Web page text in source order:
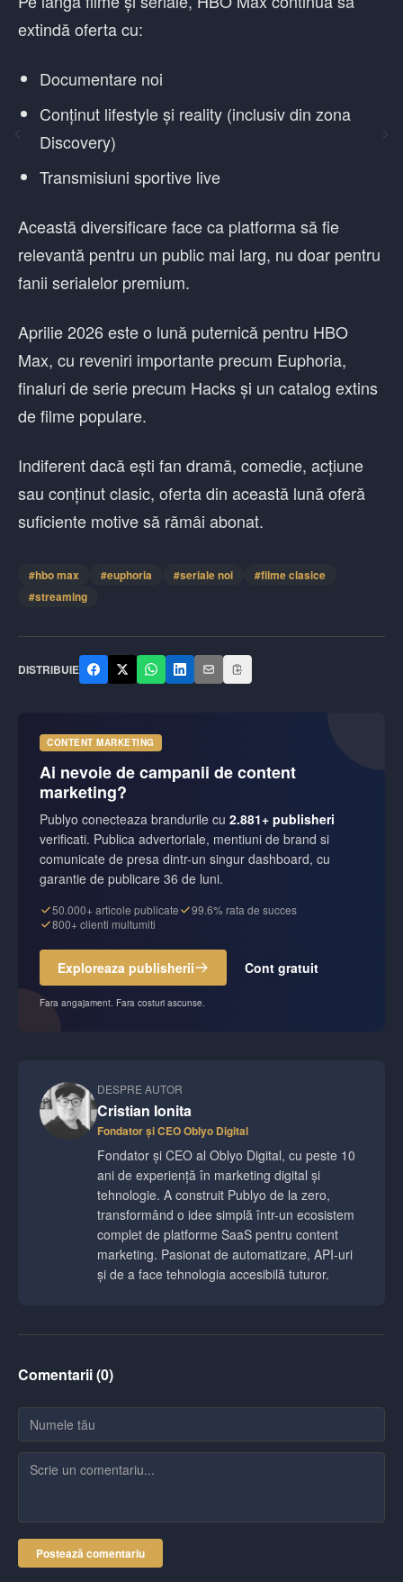
extindă oferta cu:
Documentare noi
Conținut lifestyle și reality (inclusiv din zona
Discovery)
Transmisiuni sportive live
Această diversificare face ca platforma să fie
relevantă pentru un public mai larg, nu doar pentru
fanii serialelor premium.
Aprilie 2026 este o lună puternică pentru HBO
Max, cu reveniri importante precum Euphoria,
finaluri de serie precum Hacks și un catalog extins
de filme populare.
Indiferent dacă ești fan dramă, comedie, acțiune
sau conținut clasic, oferta din această lună oferă
suficiente motive să rămâi abonat.
#hbo max #euphoria #seriale noi #filme clasice
#streaming
DISTRIBUIE
CONTENT MARKETING
Ai nevoie de campanii de content
marketing?
Publyo conecteaza brandurile cu 2.881+ publisheri
verificati. Publica advertoriale, mentiuni de brand si
comunicate de presa dintr-un singur dashboard, cu
garantie de publicare 36 de luni.
50.000+ articole publicate
99.6% rata de succes
800+ clienti multumiti
Exploreaza publisherii Cont gratuit
Fara angajament. Fara costuri ascunse.
DESPRE AUTOR
Cristian Ionita
Fondator și CEO Oblyo Digital
Fondator și CEO al Oblyo Digital, cu peste 10
ani de experiență în marketing digital și
tehnologie. A construit Publyo de la zero,
transformând o idee simplă într-un ecosistem
complet de platforme SaaS pentru content
marketing. Pasionat de automatizare, API-uri
și de a face tehnologia accesibilă tuturor.
Comentarii (0)
Postează comentariu